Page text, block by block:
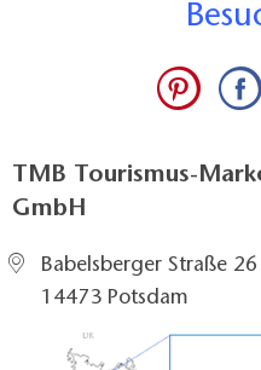
B
TMB Tourismus-
GmbH
Babelsberger Straße 26
14473 Potsdam